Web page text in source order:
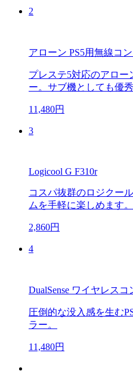
2
アローン PS5用無線コ
プレステ5対応のアロー
ー。サブ機としても優秀
11,480円
3
Logicool G F310r
コスパ抜群のロジクー
ムを手軽に楽しめます。
2,860円
4
DualSense ワイヤレス
圧倒的な没入感を生む
ラー。
11,480円